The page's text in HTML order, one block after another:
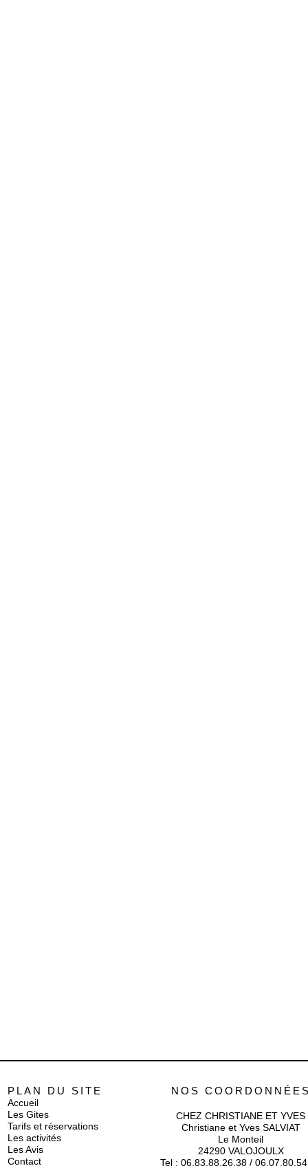
PLAN DU SITE
Accueil
Les Gites
Tarifs et réservations
Les activités
Les Avis
Contact
NOS
CHEZ CHRISTIANE ET YVES
Christiane et Yves SALVIAT
Le Monteil
24290 VALOJOULX
Tel : 06.83.88.26.38 /